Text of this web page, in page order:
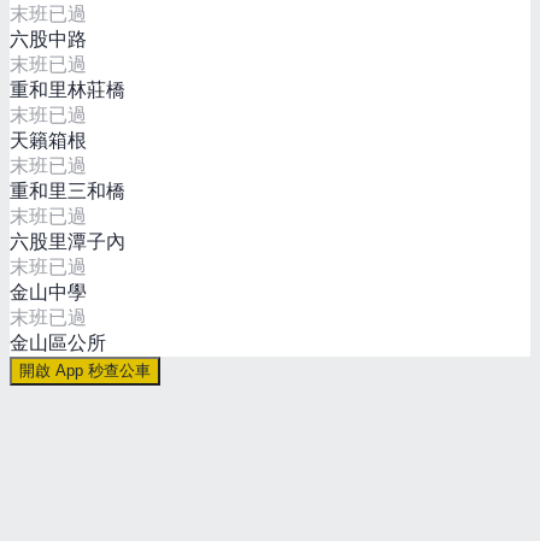
末班已過
六股中路
末班已過
重和里林莊橋
末班已過
天籟箱根
末班已過
重和里三和橋
末班已過
六股里潭子內
末班已過
金山中學
末班已過
金山區公所
開啟 App 秒查公車